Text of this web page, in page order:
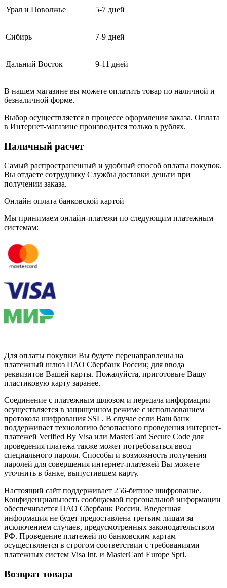
Урал и Поволжье 5-7 дней
Сибирь 7-9 дней
Дальний Восток 9-11 дней
В нашем магазине вы можете оплатить товар по наличной и
безналичной форме.
Выбор осуществляется в процессе оформления заказа. Оплата
в Интернет-магазине производится только в рублях.
Наличный расчет
Самый распространенный и удобный способ оплаты покупок.
Вы отдаете сотруднику Службы доставки деньги при
получении заказа.
Онлайн оплата банковской картой
Мы принимаем онлайн-платежи по cледующим платежным
системам:
Для оплаты покупки Вы будете перенаправлены на
платежный шлюз ПАО Сбербанк России; для ввода
реквизитов Вашей карты. Пожалуйста, приготовьте Вашу
пластиковую карту заранее.
Соединение с платежным шлюзом и передача информации
осуществляется в защищенном режиме с использованием
протокола шифрования SSL. В случае если Ваш банк
поддерживает технологию безопасного проведения интернет-
платежей Verified By Visa или MasterCard Secure Code для
проведения платежа также может потребоваться ввод
специального пароля. Способы и возможность получения
паролей для совершения интернет-платежей Вы можете
уточнить в банке, выпустившем карту.
Настоящий сайт поддерживает 256-битное шифрование.
Конфиденциальность сообщаемой персональной информации
обеспечивается ПАО Сбербанк России. Введенная
информация не будет предоставлена третьим лицам за
исключением случаев, предусмотренных законодательством
РФ. Проведение платежей по банковским картам
осуществляется в строгом соответствии с требованиями
платежных систем Visa Int. и MasterCard Europe Sprl.
Возврат товара